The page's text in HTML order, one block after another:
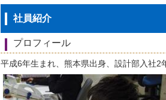
社員紹介
プロフィール
平成6年生まれ、熊本県出身、設計部入社2